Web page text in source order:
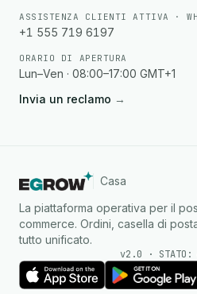
ASSISTENZA CLIENTI ATTIVA ·
+1 555 719 6197
ORARIO DI APERTURA
Lun–Ven · 08:00–17:00 GMT+1
Invia un reclamo →
Casa
La piattaforma operativa per il
commerce. Ordini, casella di
tutto unificato.
v2.0 · STATO: